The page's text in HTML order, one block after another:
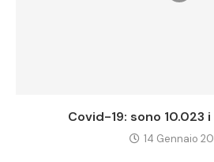
Covid-19: sono 10.023
14 Gennaio